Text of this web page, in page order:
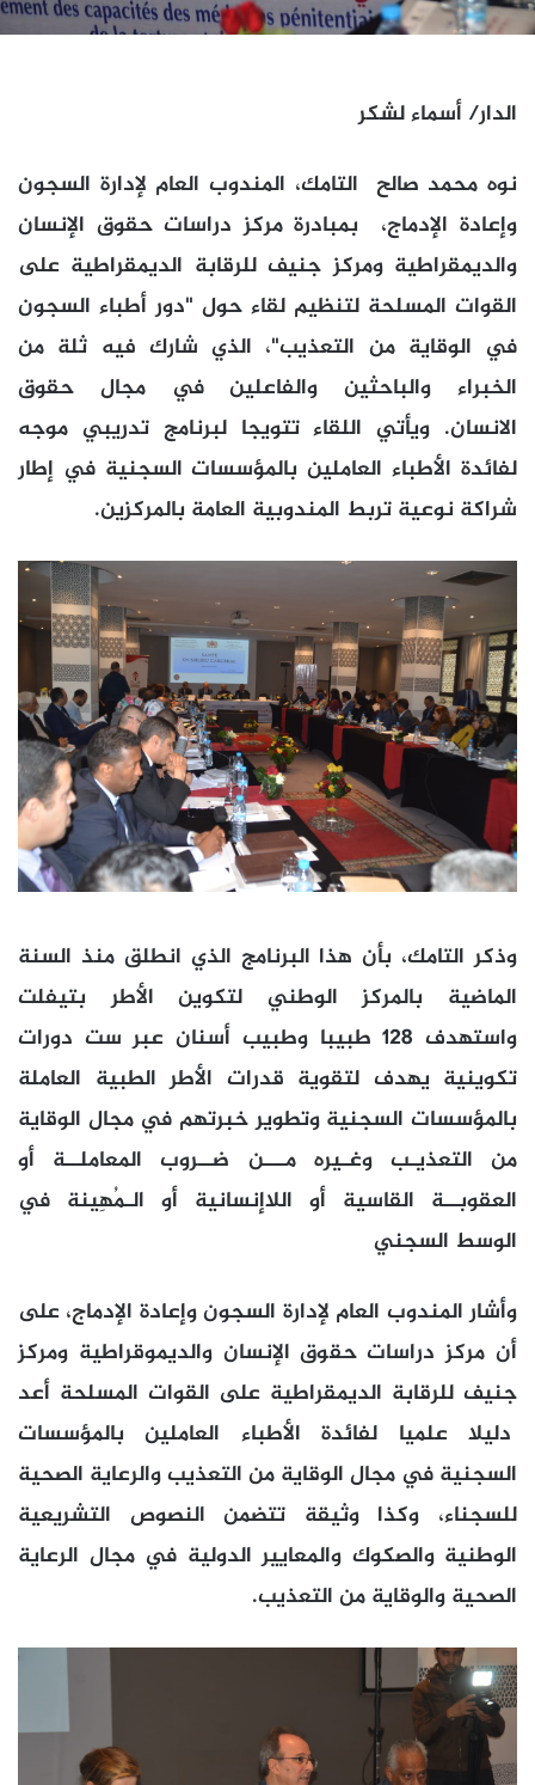
الدار/ أسماء لشكر
نوه محمد صالح التامك، المندوب العام لإدارة السجون
وإعادة الإدماج، بمبادرة مركز دراسات حقوق الإنسان
والديمقراطية ومركز جنيف للرقابة الديمقراطية على
القوات المسلحة لتنظيم لقاء حول "دور أطباء السجون
في الوقاية من التعذيب"، الذي شارك فيه ثلة من
الخبراء والباحثين والفاعلين في مجال حقوق
الانسان. ويأتي اللقاء تتويجا لبرنامج تدريبي موجه
لفائدة الأطباء العاملين بالمؤسسات السجنية في إطار
شراكة نوعية تربط المندوبية العامة بالمركزين.
وذكر التامك، بأن هذا البرنامج الذي انطلق منذ السنة
الماضية بالمركز الوطني لتكوين الأطر بتيفلت
واستهدف 128 طبيبا وطبيب أسنان عبر ست دورات
تكوينية يهدف لتقوية قدرات الأطر الطبية العاملة
بالمؤسسات السجنية وتطوير خبرتهم في مجال الوقاية
من التعذيـب وغـيره مـــن ضــروب المعاملــة أو
العقوبــة القاسية أو اللاإنسانية أو الـمُهِينة في
الوسط السجني
وأشار المندوب العام لإدارة السجون وإعادة الإدماج، على
أن مركز دراسات حقوق الإنسان والديموقراطية ومركز
جنيف للرقابة الديمقراطية على القوات المسلحة أعد
دليلا علميا لفائدة الأطباء العاملين بالمؤسسات
السجنية في مجال الوقاية من التعذيب والرعاية الصحية
للسجناء، وكذا وثيقة تتضمن النصوص التشريعية
الوطنية والصكوك والمعايير الدولية في مجال الرعاية
الصحية والوقاية من التعذيب.